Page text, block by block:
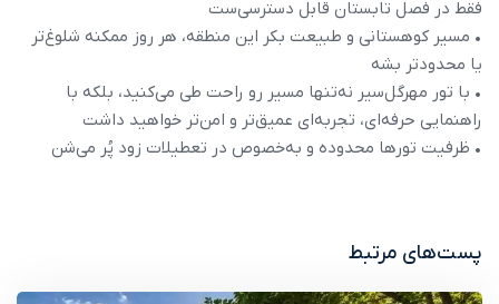
فقط در فصل تابستان قابل دسترسی‌ست
• مسیر کوهستانی و طبیعت بکر این منطقه، هر روز ممکنه شلوغ‌تر
یا محدودتر بشه
• با تور مهرگل‌سیر نه‌تنها مسیر رو راحت طی می‌کنید، بلکه با
راهنمایی حرفه‌ای، تجربه‌ای عمیق‌تر و امن‌تر خواهید داشت
• ظرفیت تورها محدوده و به‌خصوص در تعطیلات زود پُر می‌شن
پست‌های مرتبط